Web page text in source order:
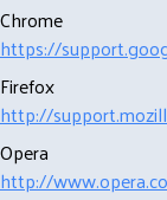
Chrome
https://
Firefox
http://
Opera
http://